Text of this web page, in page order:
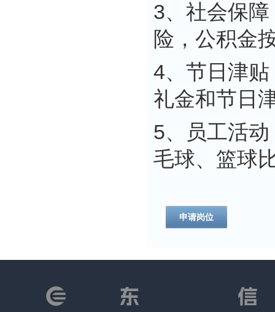
3、社会保
险，公积金
4、节日津
礼金和节日
5、员工活
毛球、篮球
申请岗位